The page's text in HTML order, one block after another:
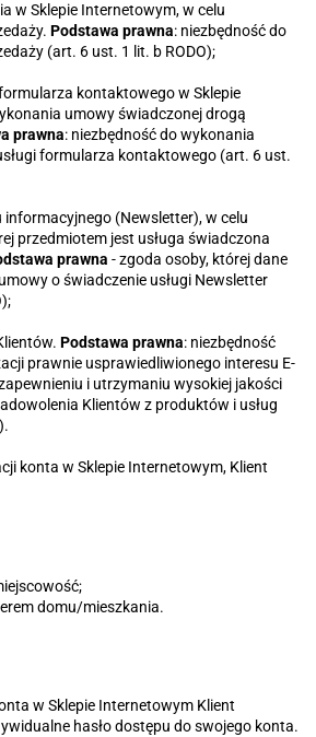
w Sklepie Internetowym, w celu
Podstawa prawna: niezbędność do
(art. 6 ust. 1 lit. b RODO);
kontaktowego w Sklepie
umowy świadczonej drogą
prawna: niezbędność do wykonania
formularza kontaktowego (art. 6 ust.
(Newsletter), w celu
przedmiotem jest usługa świadczona
prawna - zgoda osoby, której dane
o świadczenie usługi Newsletter
Podstawa prawna: niezbędność
prawnie usprawiedliwionego interesu E-
i utrzymaniu wysokiej jakości
Klientów z produktów i usług
konta w Sklepie Internetowym, Klient
domu/mieszkania.
w Sklepie Internetowym Klient
hasło dostępu do swojego konta.